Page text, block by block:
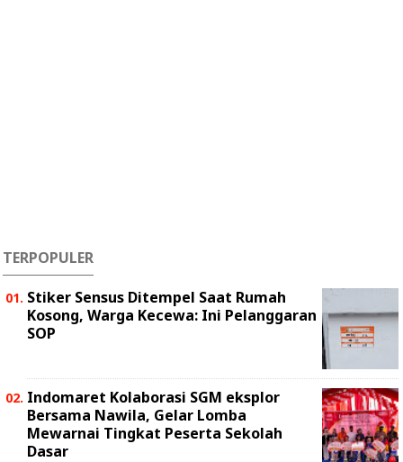
TERPOPULER
Stiker Sensus Ditempel Saat Rumah
Kosong, Warga Kecewa: Ini Pelanggaran
SOP
Indomaret Kolaborasi SGM eksplor
Bersama Nawila, Gelar Lomba
Mewarnai Tingkat Peserta Sekolah
Dasar